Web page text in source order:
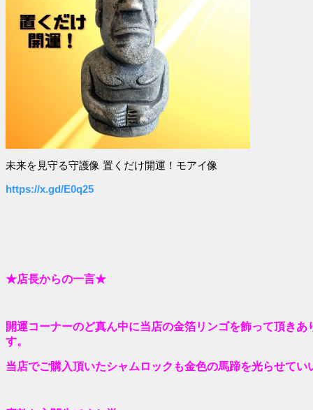
未来を見守る守護像 置くだけ開運！モアイ像
https://x.gd/E0q25
★店長からの一言★
開運コーナーのど真ん中に当店の金箔リンゴを飾って頂きあ
す。
当店でご購入頂いたシャムロックも金色の馬蹄を光らせてい